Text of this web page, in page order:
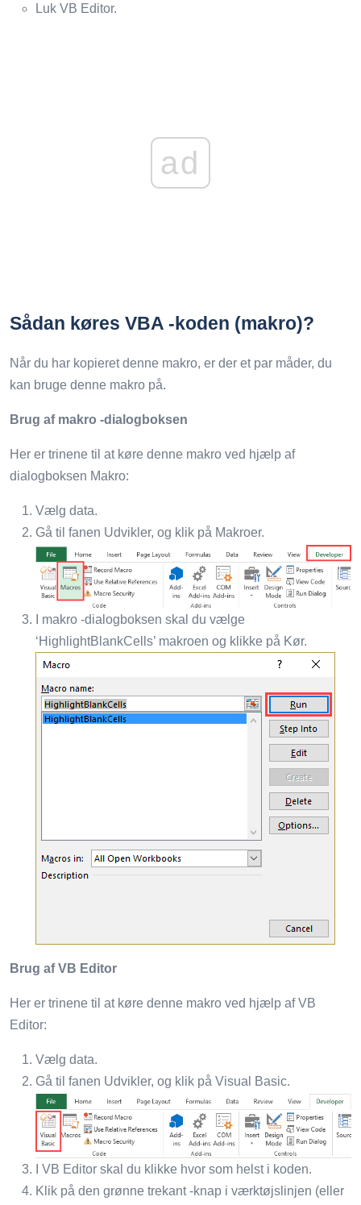
Luk VB Editor.
ad
Sådan køres VBA -koden (makro)?
Når du har kopieret denne makro, er der et par måder, du
kan bruge denne makro på.
Brug af makro -dialogboksen
Her er trinene til at køre denne makro ved hjælp af
dialogboksen Makro:
Vælg data.
Gå til fanen Udvikler, og klik på Makroer.
I makro -dialogboksen skal du vælge
‘HighlightBlankCells’ makroen og klikke på Kør.
Brug af VB Editor
Her er trinene til at køre denne makro ved hjælp af VB
Editor:
Vælg data.
Gå til fanen Udvikler, og klik på Visual Basic.
I VB Editor skal du klikke hvor som helst i koden.
Klik på den grønne trekant -knap i værktøjslinjen (eller